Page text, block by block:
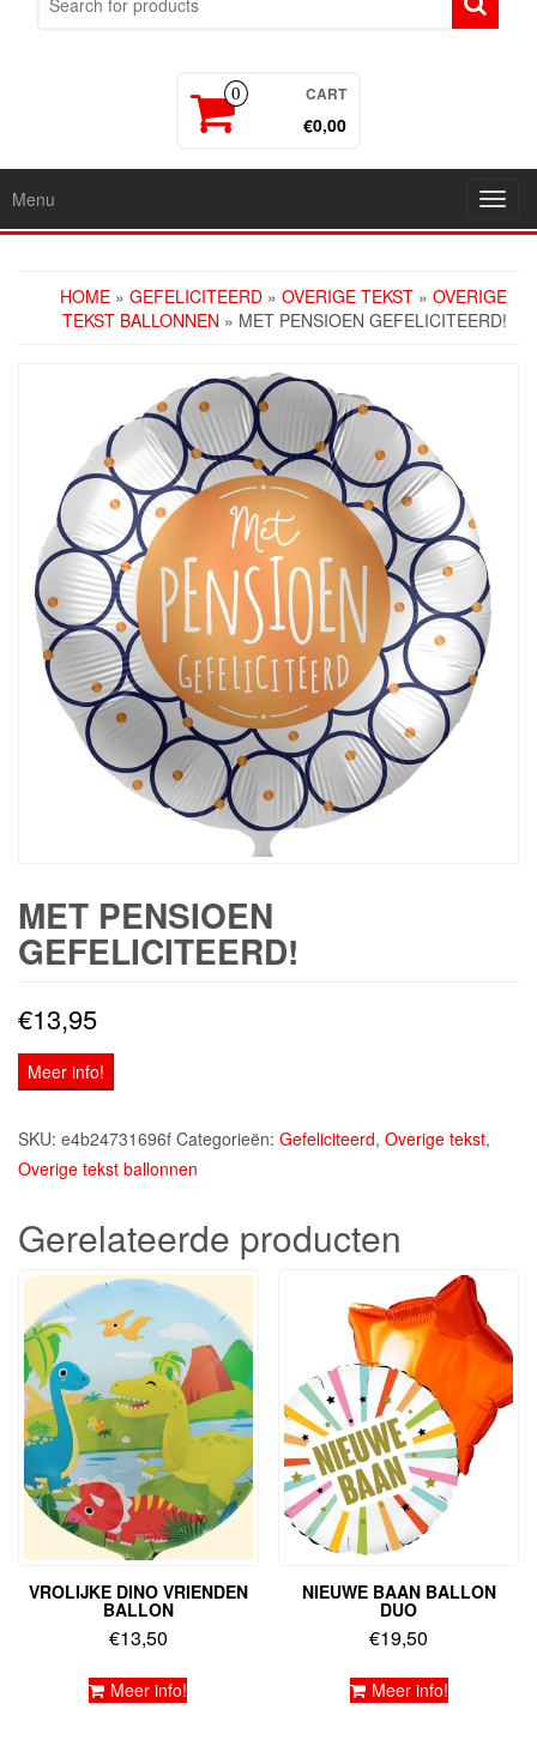
0 CART
€0,00
Menu
HOME » GEFELICITEERD » OVERIGE TEKST » OVERIGE
TEKST BALLONNEN » MET PENSIOEN GEFELICITEERD!
MET PENSIOEN
GEFELICITEERD!
€13,95
Meer info!
SKU: e4b24731696f Categorieën: Gefeliciteerd, Overige tekst,
Overige tekst ballonnen
Gerelateerde producten
VROLIJKE DINO VRIENDEN
BALLON
€13,50
Meer info!
NIEUWE BAAN BALLON
DUO
€19,50
Meer info!